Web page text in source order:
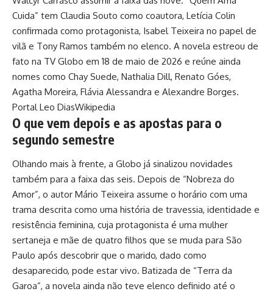
Cuida” tem Claudia Souto como coautora, Letícia Colin
confirmada como protagonista, Isabel Teixeira no papel de
vilã e Tony Ramos também no elenco. A novela estreou de
fato na TV Globo em 18 de maio de 2026 e reúne ainda
nomes como Chay Suede, Nathalia Dill, Renato Góes,
Agatha Moreira, Flávia Alessandra e Alexandre Borges.
Portal Leo DiasWikipedia
O que vem depois e as apostas para o
segundo semestre
Olhando mais à frente, a Globo já sinalizou novidades
também para a faixa das seis. Depois de “Nobreza do
Amor”, o autor Mário Teixeira assume o horário com uma
trama descrita como uma história de travessia, identidade e
resistência feminina, cuja protagonista é uma mulher
sertaneja e mãe de quatro filhos que se muda para São
Paulo após descobrir que o marido, dado como
desaparecido, pode estar vivo. Batizada de “Terra da
Garoa”, a novela ainda não teve elenco definido até o